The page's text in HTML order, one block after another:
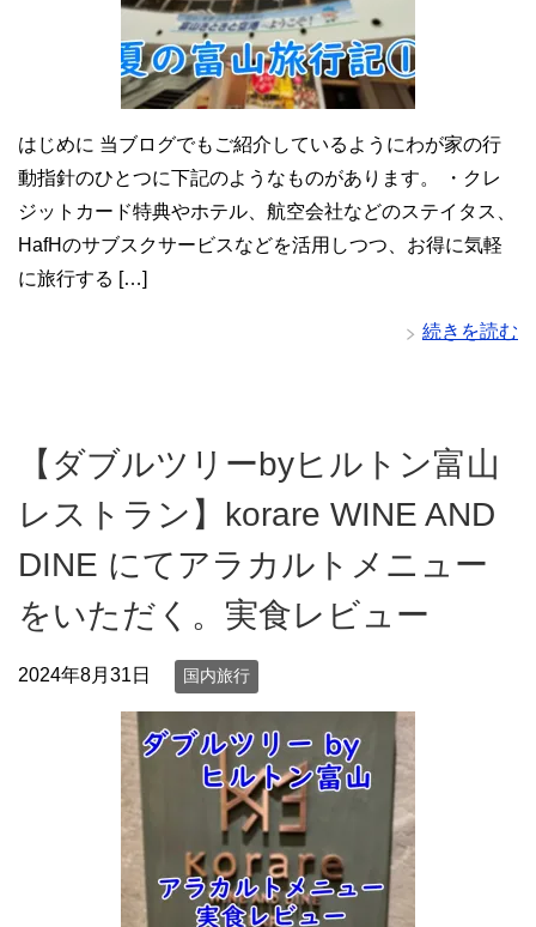
はじめに 当ブログでもご紹介しているようにわが家の行
動指針のひとつに下記のようなものがあります。 ・クレ
ジットカード特典やホテル、航空会社などのステイタス、
HafHのサブスクサービスなどを活用しつつ、お得に気軽
に旅行する […]
続きを読む
【ダブルツリーbyヒルトン富山
レストラン】korare WINE AND
DINE にてアラカルトメニュー
をいただく。実食レビュー
2024年8月31日 国内旅行